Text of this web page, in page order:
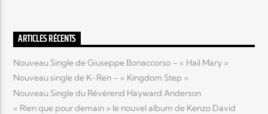
Elyon Live
Elyon Kids
ARTICLES RÉCENTS
Nouveau Single de Giuseppe Bonaccorso – « Hail Mary »
Nouveau single de K-Ren – « Kingdom Step »
Nouveau Single du Révérend Hayward Anderson
« Rien que pour demain » le nouvel album de Kenzo David